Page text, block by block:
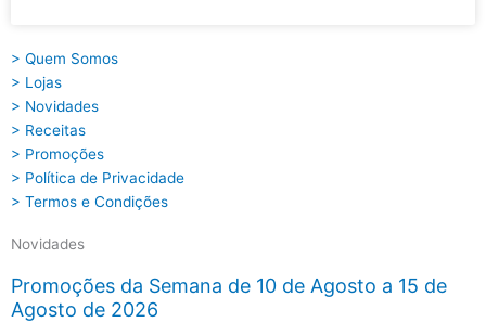
> Quem Somos
> Lojas
> Novidades
> Receitas
> Promoções
> Política de Privacidade
> Termos e Condições
Novidades
Promoções da Semana de 10 de Agosto a 15 de
Agosto de 2026